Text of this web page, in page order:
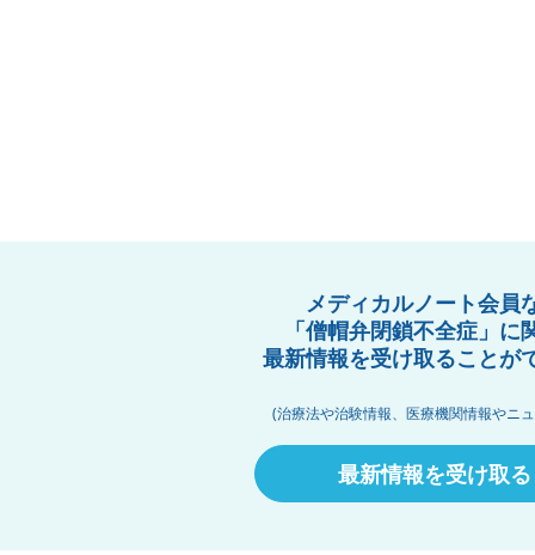
メディカルノート会員
「僧帽弁閉鎖不全症」に
最新情報を受け取ることが
(治療法や治験情報、医療機関情報やニ
最新情報を受け取る